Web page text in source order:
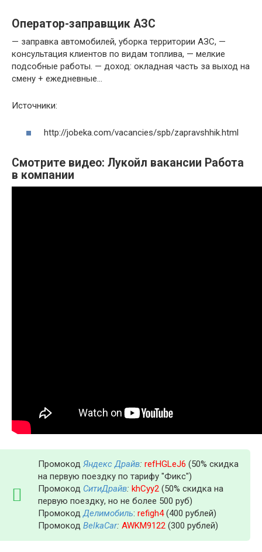
Оператор-заправщик АЗС
— заправка автомобилей, уборка территории АЗС, —
консультация клиентов по видам топлива, — мелкие
подсобные работы. — доход: окладная часть за выход на
смену + ежедневные…
Источники:
http://jobeka.com/vacancies/spb/zapravshhik.html
Смотрите видео: Лукойл вакансии Работа
в компании
Промокод Яндекс Драйв: refHGLeJ6 (50% скидка
на первую поездку по тарифу "Фикс")
Промокод СитиДрайв: khCyy2 (50% скидка на
первую поездку, но не более 500 руб)
ПромокодДелимобиль: refigh4(400 рублей)
Промокод BelkaCar: AWKM9122 (300 рублей)